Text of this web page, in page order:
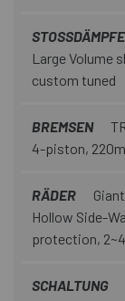
STOSSDÄMPFER
Large Volume
custom tuned
BREMSEN
4-piston,
RÄDER
Hollow Side-
protection,
SCHALTUNG